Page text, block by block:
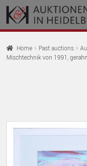
Skip
to
navigation
Skip
to
content
Home
Our Team
Home Past auctions
Mischtechnik von 1991,